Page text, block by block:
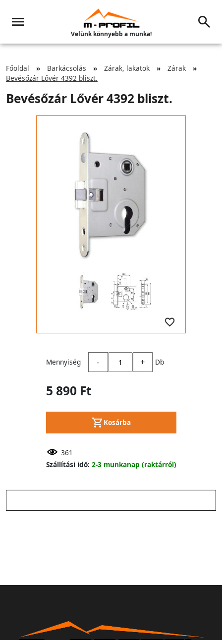
Velünk könnyebb a munka!
Főoldal Barkácsolás Zárak, lakatok
Zárak
Bevésőzár Lővér 4392 bliszt.
Bevésőzár Lővér 4392 bliszt.
Mennyiség - + Db
5 890 Ft
Kosárba
361
Szállítási idő: 2-3 munkanap (raktárról)